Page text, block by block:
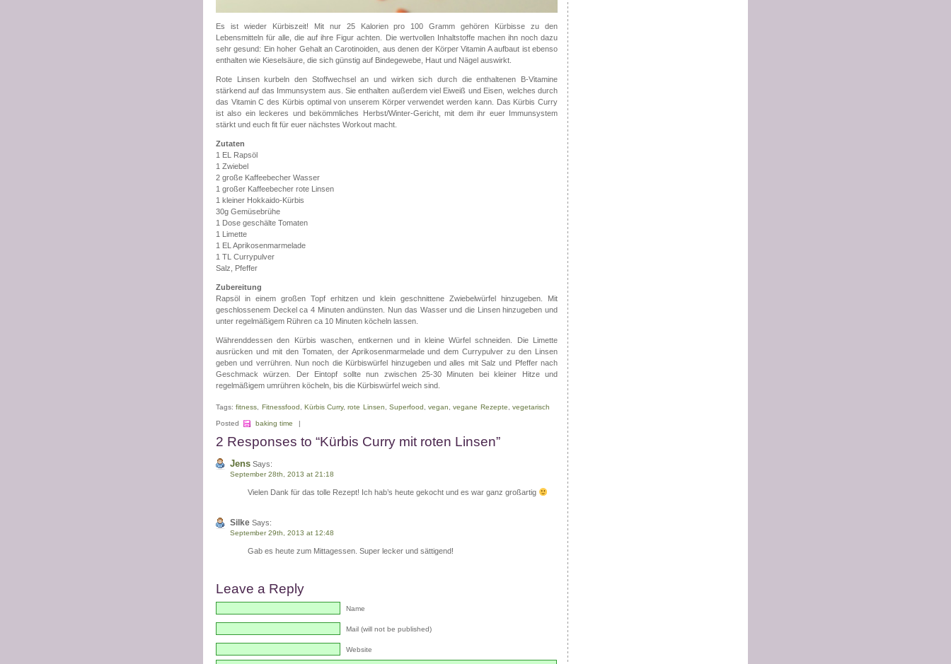
Es ist wieder Kürbiszeit! Mit nur 25 Kalorien pro 100 Gramm gehören Kürbisse zu den
Lebensmitteln für alle, die auf ihre Figur achten. Die wertvollen Inhaltstoffe machen ihn noch dazu
sehr gesund: Ein hoher Gehalt an Carotinoiden, aus denen der Körper Vitamin A aufbaut ist ebenso
enthalten wie Kieselsäure, die sich günstig auf Bindegewebe, Haut und Nägel auswirkt.
Rote Linsen kurbeln den Stoffwechsel an und wirken sich durch die enthaltenen B-Vitamine
stärkend auf das Immunsystem aus. Sie enthalten außerdem viel Eiweiß und Eisen, welches durch
das Vitamin C des Kürbis optimal von unserem Körper verwendet werden kann. Das Kürbis Curry
ist also ein leckeres und bekömmliches Herbst/Winter-Gericht, mit dem ihr euer Immunsystem
stärkt und euch fit für euer nächstes Workout macht.
Zutaten
1 EL Rapsöl
1 Zwiebel
2 große Kaffeebecher Wasser
1 großer Kaffeebecher rote Linsen
1 kleiner Hokkaido-Kürbis
30g Gemüsebrühe
1 Dose geschälte Tomaten
1 Limette
1 EL Aprikosenmarmelade
1 TL Currypulver
Salz, Pfeffer
Zubereitung
Rapsöl in einem großen Topf erhitzen und klein geschnittene Zwiebelwürfel hinzugeben. Mit
geschlossenem Deckel ca 4 Minuten andünsten. Nun das Wasser und die Linsen hinzugeben und
unter regelmäßigem Rühren ca 10 Minuten köcheln lassen.
Währenddessen den Kürbis waschen, entkernen und in kleine Würfel schneiden. Die Limette
ausrücken und mit den Tomaten, der Aprikosenmarmelade und dem Currypulver zu den Linsen
geben und verrühren. Nun noch die Kürbiswürfel hinzugeben und alles mit Salz und Pfeffer nach
Geschmack würzen. Der Eintopf sollte nun zwischen 25-30 Minuten bei kleiner Hitze und
regelmäßigem umrühren köcheln, bis die Kürbiswürfel weich sind.
Tags:fitness Fitnessfood Kürbis Curry,rote Linsen Superfood vegan ,vegane Rezepte vegetarisch
Posted baking time |
2 Responses to “Kürbis Curry mit roten Linsen”
Jens Says:
September 28th, 2013 at 21:18
Vielen Dank für das tolle Rezept! Ich hab’s heute gekocht und es war ganz großartig
Silke Says:
September 29th, 2013 at 12:48
Gab es heute zum Mittagessen. Super lecker und sättigend!
Leave a Reply
Name
Mail (will not be published)
Website